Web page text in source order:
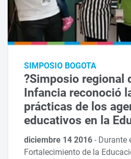
SIMPOSIO BOGOTA
?Simposio regional
Infancia reconoció
prácticas de los
educativos en la
diciembre 14 2016- Durante
Fortalecimiento de la